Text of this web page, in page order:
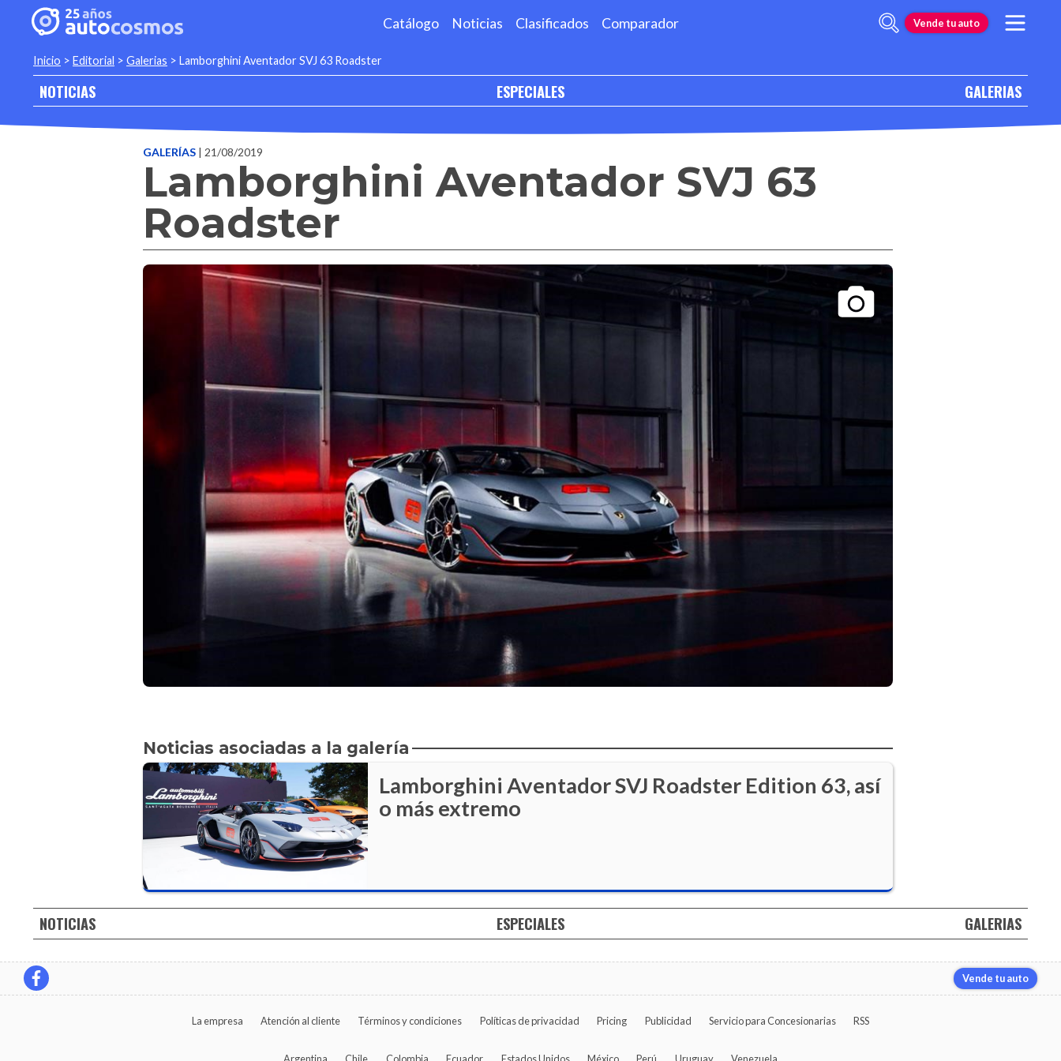
Catálogo Noticias Clasificados Comparador Vende tu auto
Inicio > Editorial > Galerias > Lamborghini Aventador SVJ 63 Roadster
NOTICIAS ESPECIALES GALERIAS
GALERÍAS | 21/08/2019
Lamborghini Aventador SVJ 63
Roadster
Noticias asociadas a la galería
Lamborghini Aventador SVJ Roadster Edition 63, así
o más extremo
NOTICIAS ESPECIALES GALERIAS
Vende tu auto
La empresa Atención al cliente Términos y condiciones Políticas de privacidad Pricing Publicidad Servicio para Concesionarias RSS